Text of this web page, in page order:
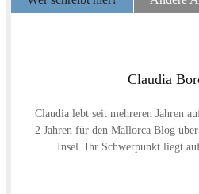
Claudia
Claudia lebt seit mehreren Jahren
2 Jahren für den Mallorca Blog
Insel. Ihr Schwerpunkt liegt